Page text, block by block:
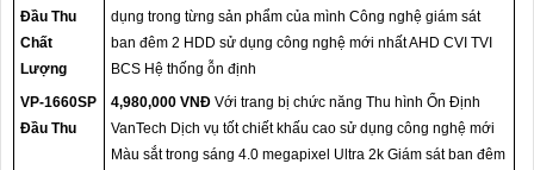
Đầu Thu
Chất
Lượng
dụng trong từng sản phẩm của mình Công nghệ giám sát
ban đêm 2 HDD sử dụng công nghệ mới nhất AHD CVI TVI
BCS Hệ thống ỗn định
VP-1660SP
Đầu Thu
4,980,000 VNĐ Với trang bị chức năng Thu hình Ổn Định
VanTech Dịch vụ tốt chiết khấu cao sử dụng công nghệ mới
Màu sắt trong sáng 4.0 megapixel Ultra 2k Giám sát ban đêm